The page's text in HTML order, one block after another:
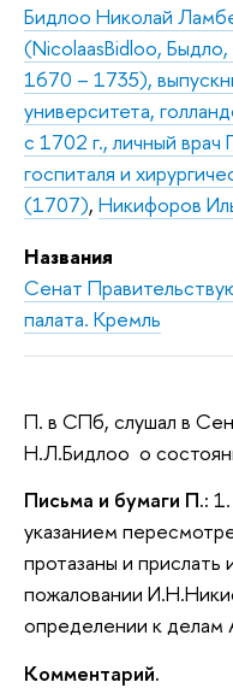
Бидлоо Николай
(NicolaasBidloo,
1670 – 1735),
университета,
с 1702 г., личный врач
госпиталя и
(1707), Никифоров
Названия
Сенат
палата. Кремль
П. в СПб, слушал в
Н.Л.Бидлоо о
Письма и бумаги П.:
указанием
протазаны и
пожаловании
определении к делам
Комментарий.